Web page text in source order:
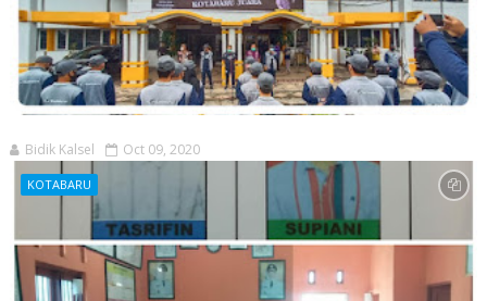
Bidik Kalsel Oct 09, 2020
KOTABARU